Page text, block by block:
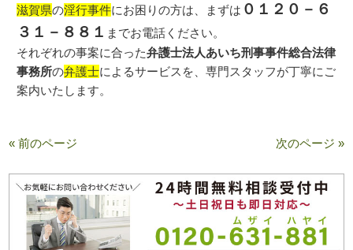
滋賀県の淫行事件にお困りの方は、まずは ０１２０－６
３１－８８１ までお電話ください。
それぞれの事案に合った弁護士法人あいち刑事事件総合法律
事務所の弁護士によるサービスを、専門スタッフが丁寧にご
案内いたします。
« 前のページ 次のページ »